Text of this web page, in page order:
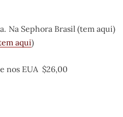
Na Sephora Brasil (tem aqui)
aqui)
nos EUA $26,00